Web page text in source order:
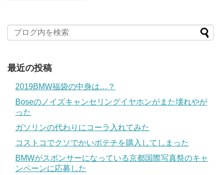
最近の投稿
2019BMW福袋の中身は…？
Boseのノイズキャンセリングイヤホンがまた壊れやが
った
ガソリンの代わりにコーラ入れてみた
コストコでクソでかいポテチを購入してしまった
BMWがスポンサーになっている京都国際写真祭のキャ
ンペーンに応募した